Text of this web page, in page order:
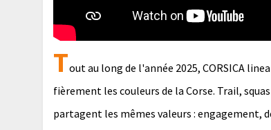
Tout au long de l'année 2025, CORSICA
fièrement les couleurs de la Corse. Trail,
partagent les mêmes valeurs :